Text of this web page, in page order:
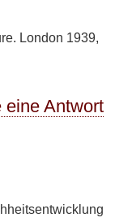
London 1939,
eine Antwort